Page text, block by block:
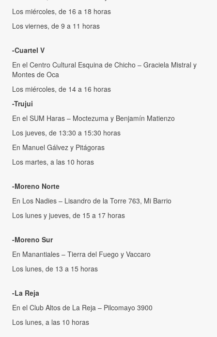
Los miércoles, de 16 a 18 horas
Los viernes, de 9 a 11 horas
-Cuartel V
En el Centro Cultural Esquina de Chicho – Graciela Mistral y
Montes de Oca
Los miércoles, de 14 a 16 horas
-Trujui
En el SUM Haras – Moctezuma y Benjamín Matienzo
Los jueves, de 13:30 a 15:30 horas
En Manuel Gálvez y Pitágoras
Los martes, a las 10 horas
-Moreno Norte
En Los Nadies – Lisandro de la Torre 763, Mi Barrio
Los lunes y jueves, de 15 a 17 horas
-Moreno Sur
En Manantiales – Tierra del Fuego y Vaccaro
Los lunes, de 13 a 15 horas
-La Reja
En el Club Altos de La Reja – Pilcomayo 3900
Los lunes, a las 10 horas